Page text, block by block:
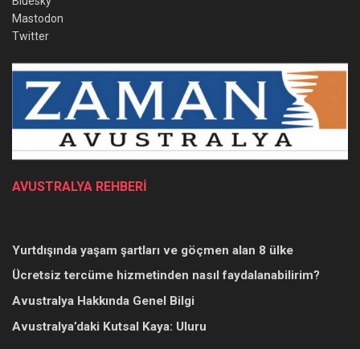
Mastodon
Twitter
AVUSTRALYA REHBERİ
Yurtdışında yaşam şartları ve göçmen alan 8 ülke
Ücretsiz tercüme hizmetinden nasıl faydalanabilirim?
Avustralya Hakkında Genel Bilgi
Avustralya’daki Kutsal Kaya: Uluru